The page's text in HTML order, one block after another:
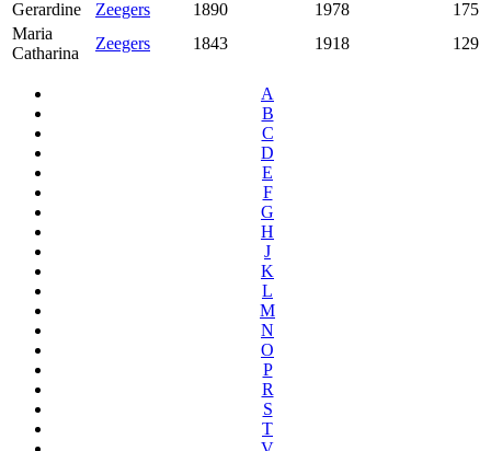
Gerardine
Zeegers 1890 1978
175
Maria
Catharina
Zeegers 1843 1918 129
A
B
C
D
E
F
G
H
J
K
L
M
N
O
P
R
S
T